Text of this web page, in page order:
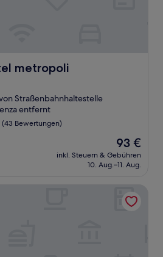
metropoli
Straßenbahnhaltestelle
entfernt
(43 Bewertungen)
Der
Preis
beträgt
93 €
inkl. Steuern & Gebühren
10. Aug.–11. Aug.